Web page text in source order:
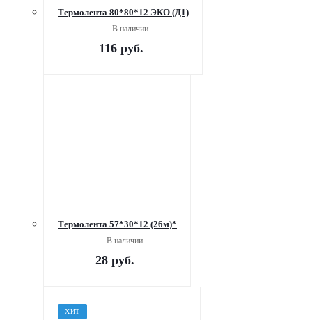
Термолента 80*80*12 ЭКО (Д1)
В наличии
116руб.
Термолента 57*30*12 (26м)*
В наличии
28 руб.
ХИТ